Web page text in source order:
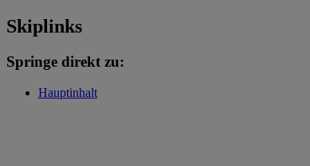
Skiplinks
Springe direkt zu:
Hauptinhalt